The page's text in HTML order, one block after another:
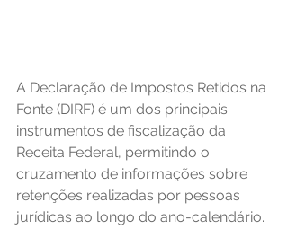
A Declaração de Impostos Retidos na
Fonte (DIRF) é um dos principais
instrumentos de fiscalização da
Receita Federal, permitindo o
cruzamento de informações sobre
retenções realizadas por pessoas
jurídicas ao longo do ano-calendário.